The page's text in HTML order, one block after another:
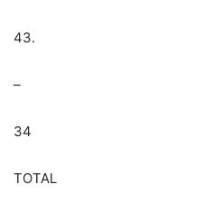
43.
–
34
TOTAL